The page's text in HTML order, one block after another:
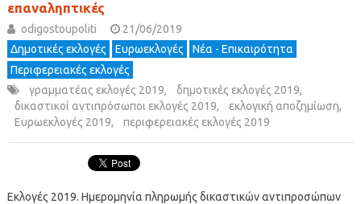
επαναληπτικές
odigostoupoliti
21/06/2019
Δημοτικές εκλογές
Ευρωεκλογές
Νέα - Επικαιρότητα
Περιφερειακές εκλογές
γραμματέας εκλογές 2019, δημοτικές εκλογές 2019,
δικαστικοί αντιπρόσωποι εκλογές 2019, εκλογική αποζημίωση,
Ευρωεκλογές 2019, περιφερειακές εκλογές 2019
Εκλογές 2019. Ημερομηνία πληρωμής δικαστικών αντιπροσώπων